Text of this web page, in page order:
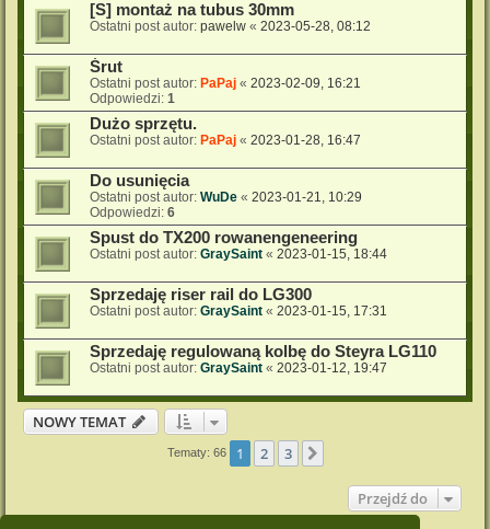
[S] montaż na tubus 30mm
Ostatni post autor: pawelw « 2023-05-28, 08:12
Śrut
Ostatni post autor: PaPaj « 2023-02-09, 16:21
Odpowiedzi: 1
Dużo sprzętu.
Ostatni post autor: PaPaj « 2023-01-28, 16:47
Do usunięcia
Ostatni post autor: WuDe « 2023-01-21, 10:29
Odpowiedzi: 6
Spust do TX200 rowanengeneering
Ostatni post autor: GraySaint « 2023-01-15, 18:44
Sprzedaję riser rail do LG300
Ostatni post autor: GraySaint « 2023-01-15, 17:31
Sprzedaję regulowaną kolbę do Steyra LG110
Ostatni post autor: GraySaint « 2023-01-12, 19:47
NOWY TEMAT
Tematy: 66 1 2 3
Przejdź do